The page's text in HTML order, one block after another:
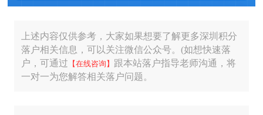
上述内容仅供参考，大家如果想要了解更多深圳积分
落户相关信息，可以关注微信公众号。(如想快速落
户，可通过 【在线咨询】 跟本站落户指导老师沟通，将
一对一为您解答相关落户问题。